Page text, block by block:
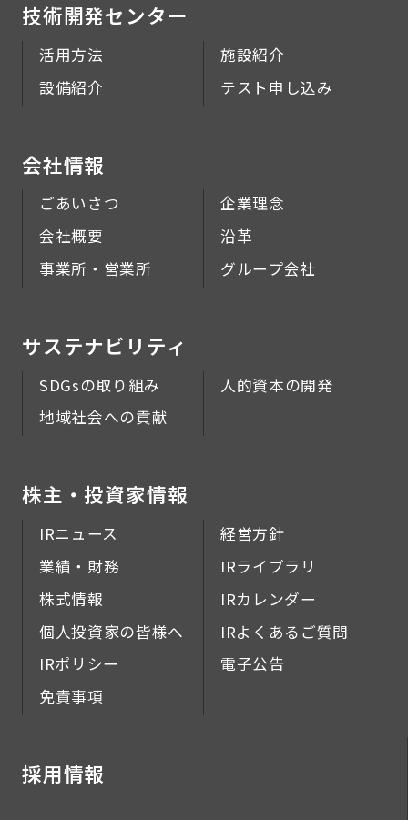
技術開発センター
活用方法
施設紹介
設備紹介
テスト申し込み
会社情報
ごあいさつ
企業理念
会社概要
沿革
事業所・営業所
グループ会社
サステナビリティ
SDGsの取り組み
人的資本の開発
地域社会への貢献
株主・投資家情報
IRニュース
経営方針
業績・財務
IRライブラリ
株式情報
IRカレンダー
個人投資家の皆様へ
IRよくあるご質問
IRポリシー
電子公告
免責事項
採用情報